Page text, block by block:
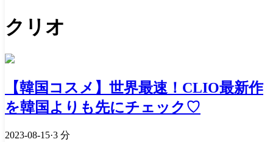
クリオ
【韓国コスメ】世界最速！CLIO最新作
を韓国よりも先にチェック♡
2023-08-15·3 分